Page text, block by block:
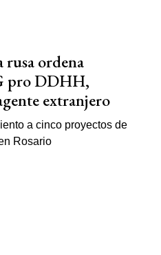
rusa ordena
pro DDHH,
extranjero